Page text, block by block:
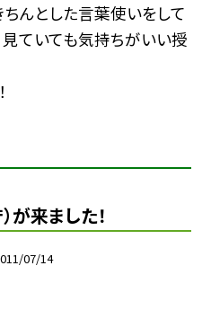
ちんとした言葉使いをして
見ていても気持ちがいい授
が来ました！
07/14